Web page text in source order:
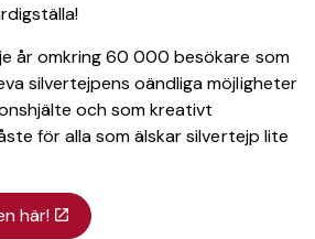
år omkring 60 000 besökare som
silvertejpens oändliga möjligheter
och som kreativt
för alla som älskar silvertejp lite
här!